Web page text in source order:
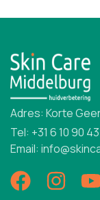
Adres: Korte
Tel: +31 6 10 90
Email: